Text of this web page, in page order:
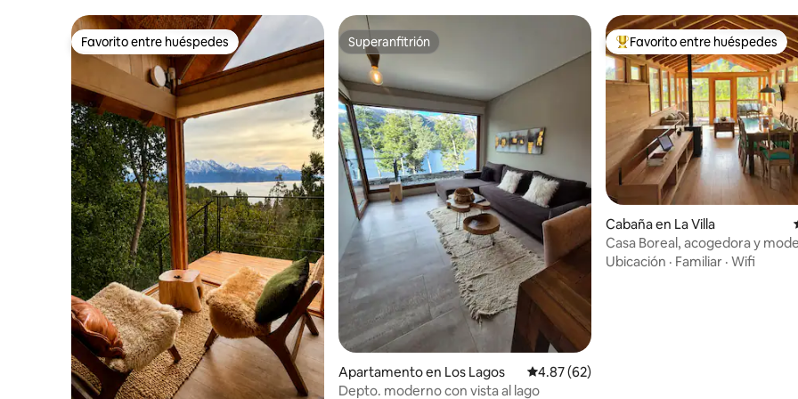
Favorito entre huéspedes
Favorito entre huéspedes Superanfitrión
Superanfitrión
Apartamento en Los Lagos Calificación promedio: 4.87 de 5, 62 reseñas
4.87 (62)
Depto. moderno con vista al lago
Favorito entre huéspedes
Favorito entre huéspedes
Cabaña en La Villa
Casa Boreal, acogedora y
Angostura)
Ubicación · Familiar · Wifi